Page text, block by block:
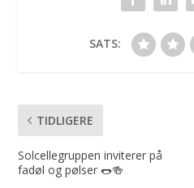
SATS:
TIDLIGERE
Solcellegruppen inviterer på
fadøl og pølser 🌭🍻